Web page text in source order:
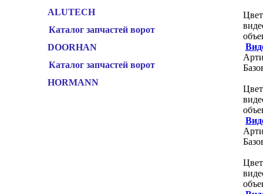
ALUTECH
Каталог запчастей ворот
DOORHAN
Каталог запчастей ворот
HORMANN